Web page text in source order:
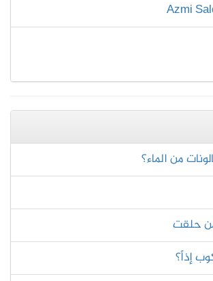
Azmi
إذاً؟